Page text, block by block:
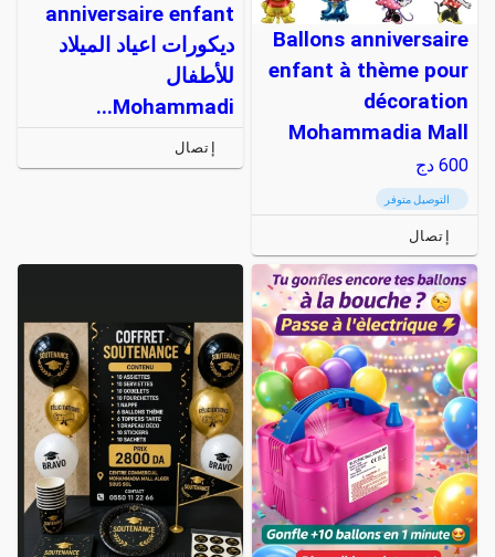
Ballons anniversaire
enfant à thème pour
décoration
Mohammadia Mall
600 دج
التوصيل متوفر
إتصال
anniversaire enfant
ديكورات اعياد الميلاد
للأطفال
Mohammadi...
إتصال